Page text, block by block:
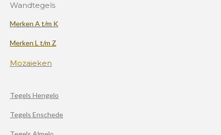
Wandtegels
Merken A t/m K
Merken L t/m Z
Mozaieken
Tegels Hengelo
Tegels Enschede